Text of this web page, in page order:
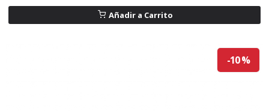
Añadir a Carrito
-10 %